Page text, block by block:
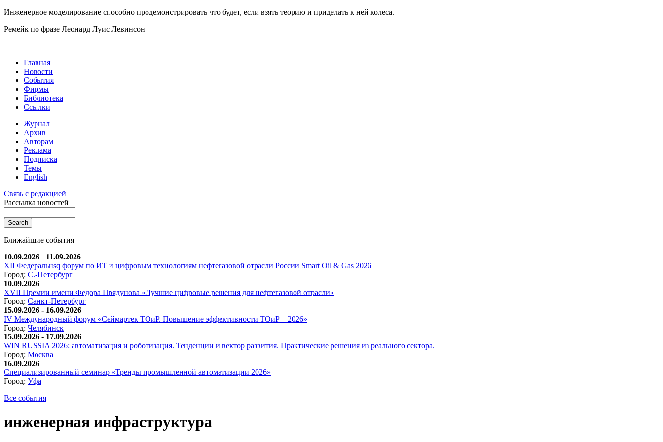
Инженерное моделирование способно продемонстрировать что будет, если взять теорию и приделать к ней колеса.
Ремейк по фразе Леонард Луис Левинсон
Главная
Новости
События
Фирмы
Библиотека
Ссылки
Журнал
Архив
Авторам
Реклама
Подписка
Темы
English
Связь с редакцией
Рассылка новостей
Ближайшие события
10.09.2026 - 11.09.2026
XII Федеральнsq форум по ИТ и цифровым технологиям нефтегазовой отрасли России Smart Oil & Gas 2026
Город: С.-Петербург
10.09.2026
XVII Премии имени Федора Прядунова «Лучшие цифровые решения для нефтегазовой отрасли»
Город: Санкт-Петербург
15.09.2026 - 16.09.2026
IV Международный форум «Сеймартек ТОиР. Повышение эффективности ТОиР – 2026»
Город: Челябинск
15.09.2026 - 17.09.2026
WIN RUSSIA 2026: автоматизация и роботизация. Тенденции и вектор развития. Практические решения из реального сектора.
Город: Москва
16.09.2026
Специализированный семинар «Тренды промышленной автоматизации 2026»
Город: Уфа
Все события
инженерная инфраструктура